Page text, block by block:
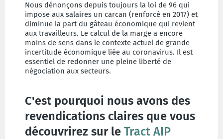
Nous dénonçons depuis toujours la loi de 96 qui
impose aux salaires un carcan (renforcé en 2017) et
diminue la part du gâteau économique qui revient
aux travailleurs. Le calcul de la marge a encore
moins de sens dans le contexte actuel de grande
incertitude économique liée au coronavirus. Il est
essentiel de redonner une pleine liberté de
négociation aux secteurs.
C'est pourquoi nous avons des
revendications claires que vous
découvrirez sur le Tract AIP